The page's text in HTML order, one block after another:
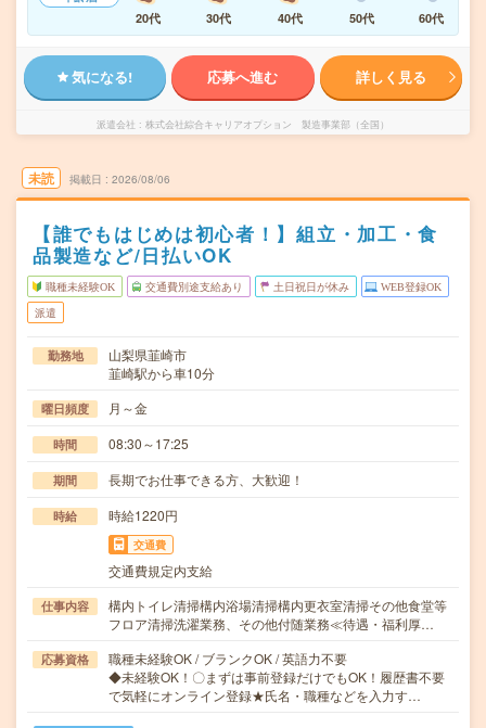
20代
30代 40代 50代 60代
気になる! 応募へ進む 詳しく見る
派遣会社 株式会社綜合キャリアオプション 製造事業部（全国）
未読 掲載日 2026/08/06
【誰でもはじめは初心者！】組立・加工・食
品製造など/日払いOK
職種未経験OK 交通費別途支給あり 土日祝日が休み WEB登録OK
派遣
勤務地
山梨県韮崎市
韮崎駅から車10分
曜日頻度 月～金
時間 08:30～17:25
期間 長期でお仕事できる方、大歓迎！
時給 時給1220円
交通費
交通費規定内支給
仕事内容
構内トイレ清掃構内浴場清掃構内更衣室清掃その他食堂等
フロア清掃洗濯業務、その他付随業務≪待遇・福利厚…
応募資格
職種未経験OK / ブランクOK / 英語力不要
◆未経験OK！〇まずは事前登録だけでもOK！履歴書不要
で気軽にオンライン登録★氏名・職種などを入力す…